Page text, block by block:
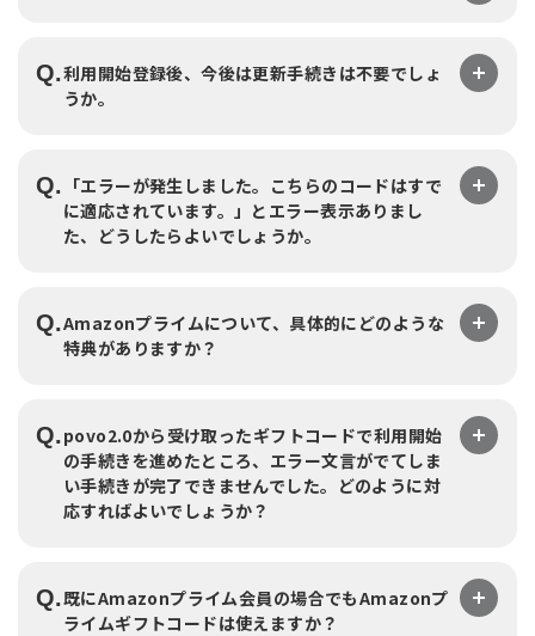
Q.利用開始登録後、今後は更新手続きは不要でしょ
うか。
Q. 「エラーが発生しました。こちらのコードはすで
に適応されています。」とエラー表示ありまし
た、どうしたらよいでしょうか。
Q.Amazonプライムについて、具体的にどのような
特典がありますか？
Q.povo2.0から受け取ったギフトコードで利用開始
の手続きを進めたところ、エラー文言がでてしま
い手続きが完了できませんでした。どのように対
応すればよいでしょうか？
Q.既にAmazonプライム会員の場合でもAmazonプ
ライムギフトコードは使えますか？